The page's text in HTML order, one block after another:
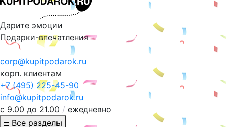
Дарите эмоции
Подарки-впечатления
corp@kupitpodarok.ru
корп. клиентам
+7 (495) 225-45-90
info@kupitpodarok.ru
с 9.00 до 21.00 / ежедневно
Все разделы